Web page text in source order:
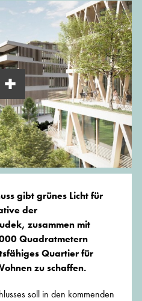
gibt grünes Licht für
der
zusammen mit
Quadratmetern
Quartier für
zu schaffen.
soll in den kommenden